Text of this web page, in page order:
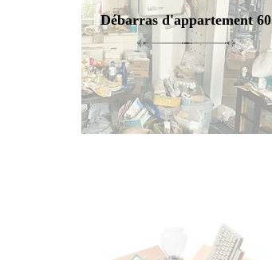
Débarras d'appartement 60